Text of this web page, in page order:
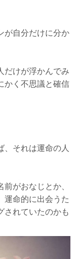
が自分だけに分か
だけが浮かんでみ
かく不思議と確信
、それは運命の人
がおなじとか、
運命的に出会うた
されていたのかも